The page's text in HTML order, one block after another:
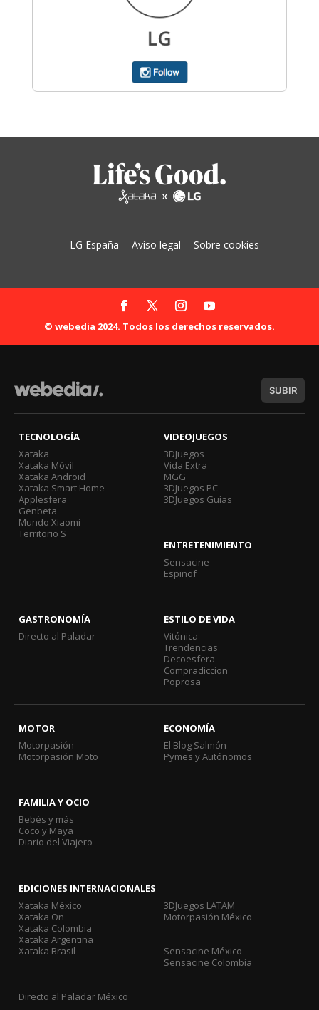
LG España Aviso legal Sobre cookies
© webedia 2024. Todos los derechos reservados.
SUBIR
TECNOLOGÍA
Xataka
Xataka Móvil
Xataka Android
Xataka Smart Home
Applesfera
Genbeta
Mundo Xiaomi
Territorio S
VIDEOJUEGOS
3DJuegos
Vida Extra
MGG
3DJuegos PC
3DJuegos Guías
ENTRETENIMIENTO
Sensacine
Espinof
GASTRONOMÍA
Directo al Paladar
ESTILO DE VIDA
Vitónica
Trendencias
Decoesfera
Compradiccion
Poprosa
MOTOR
Motorpasión
Motorpasión Moto
ECONOMÍA
El Blog Salmón
Pymes y Autónomos
FAMILIA Y OCIO
Bebés y más
Coco y Maya
Diario del Viajero
EDICIONES INTERNACIONALES
Xataka México
Xataka On
Xataka Colombia
Xataka Argentina
Xataka Brasil
3DJuegos LATAM
Motorpasión México
Sensacine México
Sensacine Colombia
Directo al Paladar México